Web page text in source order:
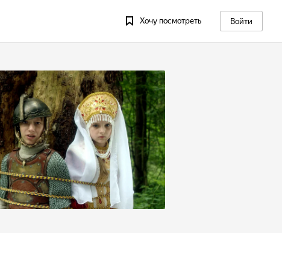
Хочу посмотреть Войти